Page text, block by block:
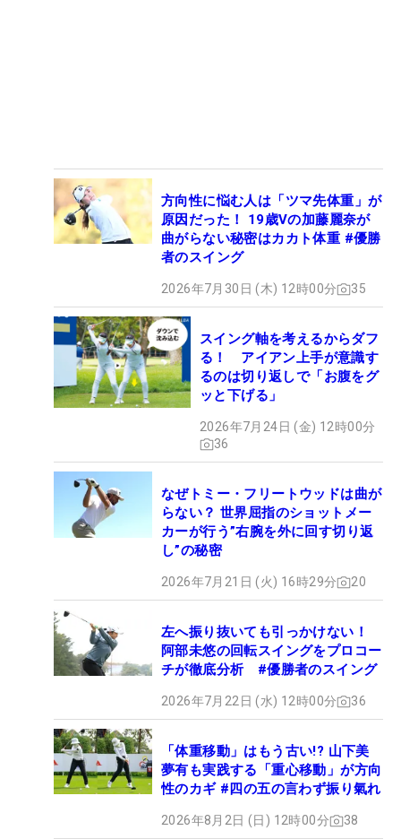
方向性に悩む人は「ツマ先体重」が
原因だった！ 19歳Vの加藤麗奈が
曲がらない秘密はカカト体重 #優勝
者のスイング
2026年7月30日 (木) 12時00分 35
スイング軸を考えるからダフ
る！ アイアン上手が意識す
るのは切り返しで「お腹をグ
ッと下げる」
2026年7月24日 (金) 12時00分
36
なぜトミー・フリートウッドは曲が
らない？ 世界屈指のショットメー
カーが行う”右腕を外に回す切り返
し”の秘密
2026年7月21日 (火) 16時29分 20
左へ振り抜いても引っかけない！
阿部未悠の回転スイングをプロコー
チが徹底分析 #優勝者のスイング
2026年7月22日 (水) 12時00分 36
「体重移動」はもう古い!? 山下美
夢有も実践する「重心移動」が方向
性のカギ #四の五の言わず振り氣れ
2026年8月2日 (日) 12時00分 38